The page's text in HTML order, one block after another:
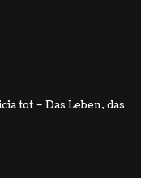
tot – Das Leben, das